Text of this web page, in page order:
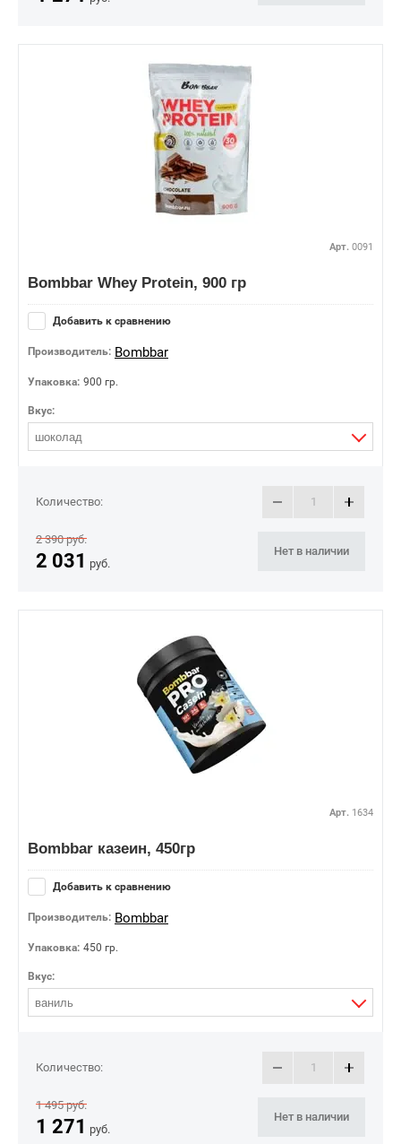
Арт. 0091
Bombbar Whey Protein, 900 гр
Добавить к сравнению
Производитель: Bombbar
Упаковка: 900 гр.
Вкус:
шоколад
Количество:
2 390руб.
2 031 руб.
Нет в наличии
Арт. 1634
Bombbar казеин, 450гр
Добавить к сравнению
Производитель: Bombbar
Упаковка: 450 гр.
Вкус:
ваниль
Количество:
1 495руб.
1 271 руб.
Нет в наличии